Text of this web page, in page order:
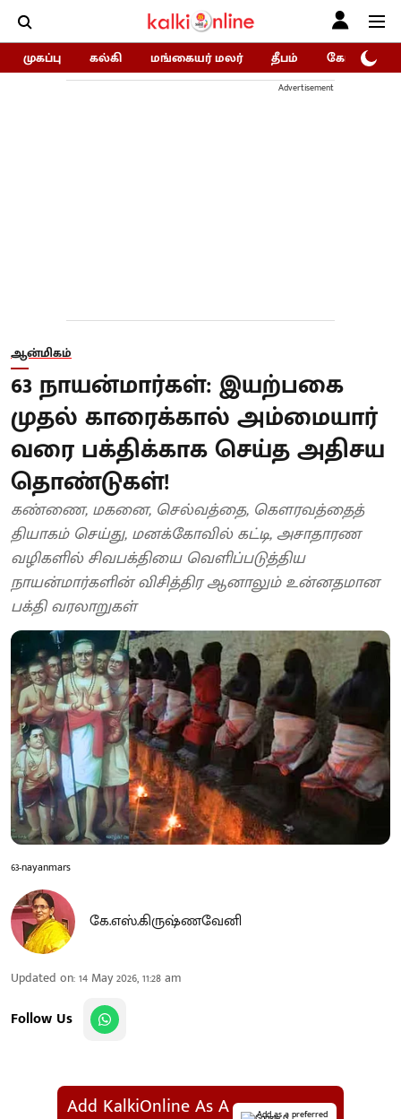
முகப்பு கல்கி மங்கையர் மலர் தீபம் கோகுலம்/
Advertisement
ஆன்மிகம்
63 நாயன்மார்கள்: இயற்பகை
முதல் காரைக்கால் அம்மையார்
வரை பக்திக்காக செய்த அதிசய
தொண்டுகள்!
கண்ணை, மகனை, செல்வத்தை, கௌரவத்தைத்
தியாகம் செய்து, மனக்கோவில் கட்டி, அசாதாரண
வழிகளில் சிவபக்தியை வெளிப்படுத்திய
நாயன்மார்களின் விசித்திர ஆனாலும் உன்னதமான
பக்தி வரலாறுகள்
63-nayanmars
கே.எஸ்.கிருஷ்ணவேனி
Updated on:14 May 2026, 11:28 am
Follow Us
Add KalkiOnline As A
Add as a preferred